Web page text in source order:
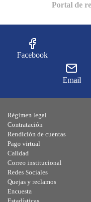
Portal de
Facebook
Email
Régimen legal
Contratación
Rendición de cuentas
Pago virtual
Calidad
Correo institucional
Redes Sociales
Quejas y reclamos
Encuesta